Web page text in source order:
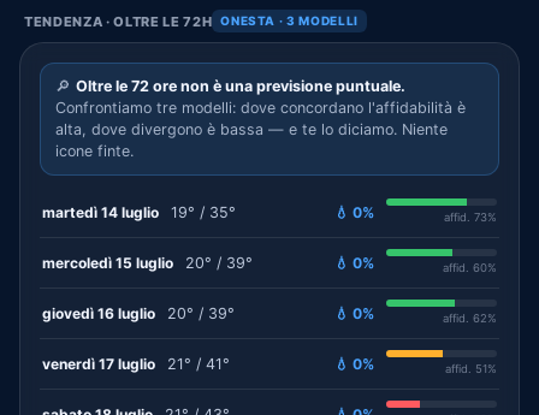
TENDENZA · OLTRE LE 72H ONESTA · 3 MODELLI
🔎 Oltre le 72 ore non è una previsione puntuale.
Confrontiamo tre modelli: dove concordano l'affidabilità è
alta, dove divergono è bassa — e te lo diciamo. Niente
icone finte.
martedì 14 luglio 19° / 35° 💧 0% affid. 73%
mercoledì 15 luglio 20° / 39° 💧 0% affid. 60%
giovedì 16 luglio 20° / 39° 💧 0% affid. 62%
venerdì 17 luglio 21° / 41° 💧 0% affid. 51%